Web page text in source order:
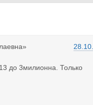
до 3милионна. Только